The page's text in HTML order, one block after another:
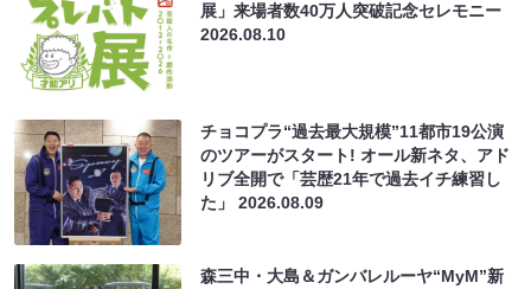
展」来場者数40万人突破記念セレモニー
2026.08.10
チョコプラ“過去最大規模”11都市19公演
のツアーがスタート! オール新ネタ、アド
リブ全開で「芸歴21年で過去イチ練習し
た」2026.08.09
森三中・大島＆ガンバレルーヤ“MyM”新